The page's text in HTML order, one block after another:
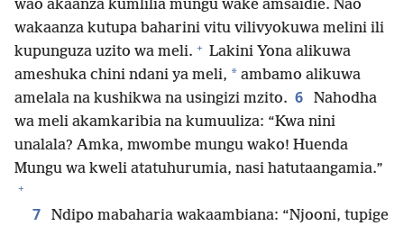
wao akaanza kumlilia mungu wake amsaidie. Nao
wakaanza kutupa baharini vitu vilivyokuwa melini ili
kupunguza uzito wa meli. + Lakini Yona alikuwa
ameshuka chini ndani ya meli, * ambamo alikuwa
amelala na kushikwa na usingizi mzito. 6
Nahodha
wa meli akamkaribia na kumuuliza: “Kwa nini
unalala? Amka, mwombe mungu wako! Huenda
Mungu wa kweli atatuhurumia, nasi hatutaangamia.”
+
7
Ndipo mabaharia wakaambiana: “Njooni, tupige